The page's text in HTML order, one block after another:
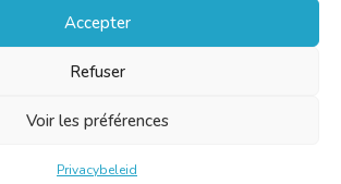
Accepter
Refuser
Voir les préférences
Privacybeleid